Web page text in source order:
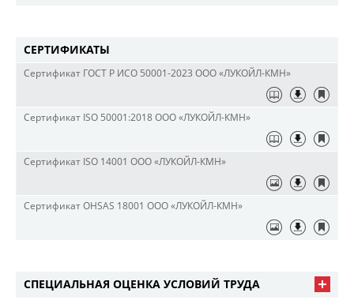
СЕРТИФИКАТЫ
Сертификат ГОСТ Р ИСО 50001-2023 ООО «ЛУКОЙЛ-КМН»
Сертификат ISO 50001:2018 ООО «ЛУКОЙЛ-КМН»
Сертификат ISO 14001 ООО «ЛУКОЙЛ-КМН»
Сертификат OHSAS 18001 ООО «ЛУКОЙЛ-КМН»
СПЕЦИАЛЬНАЯ ОЦЕНКА УСЛОВИЙ ТРУДА